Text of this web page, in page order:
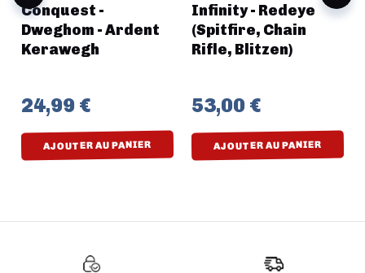
Conquest -
Dweghom - Ardent
Kerawegh
24,99 €
AJOUTER AU PANIER
Infinity - Redeye
(Spitfire, Chain
Rifle, Blitzen)
53,00 €
AJOUTER AU PANIER